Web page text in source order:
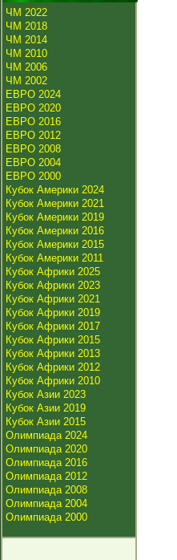
ЧМ 2022
ЧМ 2018
ЧМ 2014
ЧМ 2010
ЧМ 2006
ЧМ 2002
ЕВРО 2024
ЕВРО 2020
ЕВРО 2016
ЕВРО 2012
ЕВРО 2008
ЕВРО 2004
ЕВРО 2000
Кубок Америки 2024
Кубок Америки 2021
Кубок Америки 2019
Кубок Америки 2016
Кубок Америки 2015
Кубок Америки 2011
Кубок Африки 2025
Кубок Африки 2023
Кубок Африки 2021
Кубок Африки 2019
Кубок Африки 2017
Кубок Африки 2015
Кубок Африки 2013
Кубок Африки 2012
Кубок Африки 2010
Кубок Азии 2023
Кубок Азии 2019
Кубок Азии 2015
Олимпиада 2024
Олимпиада 2020
Олимпиада 2016
Олимпиада 2012
Олимпиада 2008
Олимпиада 2004
Олимпиада 2000